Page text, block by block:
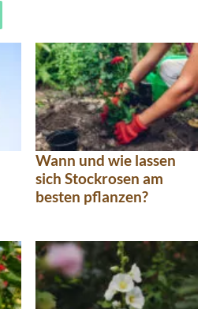
Wann und wie lassen
sich Stockrosen am
besten pflanzen?